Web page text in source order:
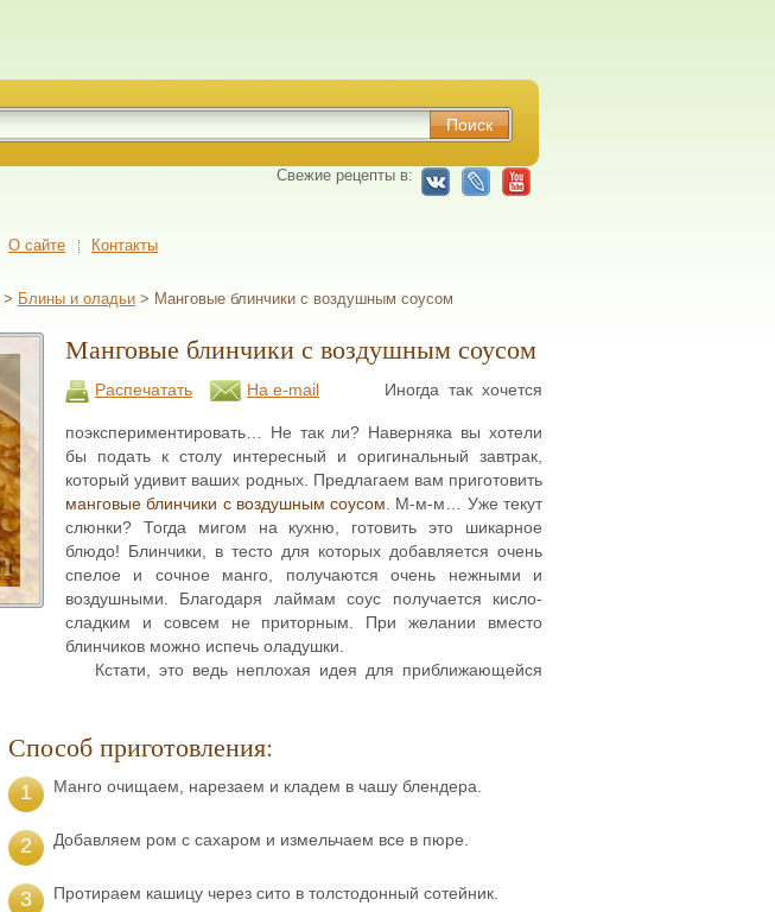
Свежие рецепты в:
О сайте Контакты
> Блины и оладьи > Манговые блинчики с воздушным соусом
Манговые блинчики с воздушным соусом
Распечатать На e-mail Иногда так хочется
поэкспериментировать… Не так ли? Наверняка вы хотели
бы подать к столу интересный и оригинальный завтрак,
который удивит ваших родных. Предлагаем вам приготовить
манговые блинчики с воздушным соусом . М-м-м… Уже текут
слюнки? Тогда мигом на кухню, готовить это шикарное
блюдо! Блинчики, в тесто для которых добавляется очень
спелое и сочное манго, получаются очень нежными и
воздушными. Благодаря лаймам соус получается кисло-
сладким и совсем не приторным. При желании вместо
блинчиков можно испечь оладушки.
Кстати, это ведь неплохая идея для приближающейся
Способ приготовления:
1 Манго очищаем, нарезаем и кладем в чашу блендера.
2 Добавляем ром с сахаром и измельчаем все в пюре.
3 Протираем кашицу через сито в толстодонный сотейник.